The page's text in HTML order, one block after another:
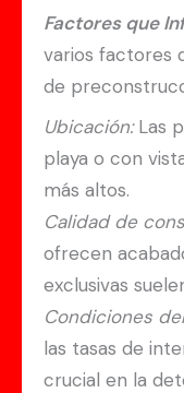
Factores que
varios factores
de
Ubicación:Las
playa o con
más altos.
Calidad de
ofrecen
exclusivas
Condiciones
las tasas de
crucial en la